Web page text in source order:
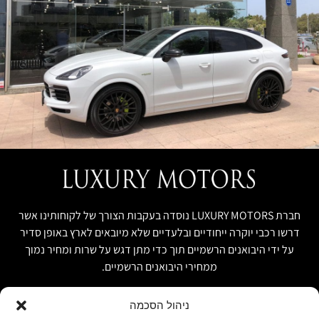
ניהול הסכמה
חברת LUXURY MOTORS נוסדה בעקבות הצורך של לקוחותינו אשר
דרשו רכבי יוקרה ייחודיים ובלעדיים שלא מיובאים לארץ באופן סדיר
על ידי היבואנים הרשמיים תוך כדי מתן דגש על שרות ומחיר נמוך
ממחירי היבואנים הרשמיים.